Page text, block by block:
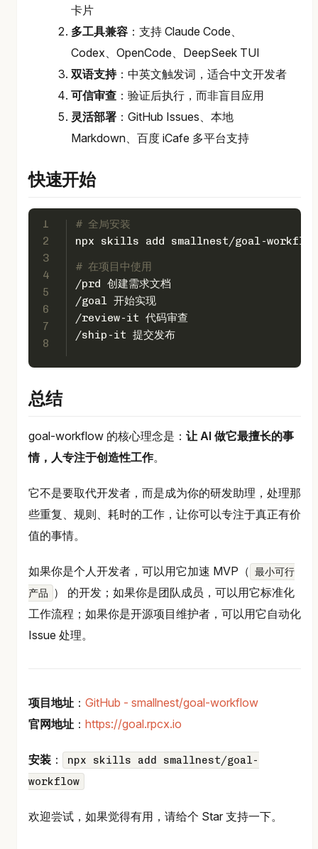
卡片
多工具兼容 ：支持 Claude Code、
Codex、OpenCode、DeepSeek TUI
双语支持：中英文触发词，适合中文开发者
可信审查 ：验证后执行，而非盲目应用
灵活部署 ：GitHub Issues、本地
Markdown、百度 iCafe 多平台支持
快速开始
1
2
3
4
5
6
7
8
# 全局安装
npx skills add smallnest/goal-
# 在项目中使用
/prd 创建需求文档
/goal 开始实现
/review-it 代码审查
/ship-it 提交发布
总结
goal-workflow 的核心理念是： 让 AI 做它最擅长的事
情，人专注于创造性工作。
它不是要取代开发者，而是成为你的研发助理，处理那
些重复、规则、耗时的工作，让你可以专注于真正有价
值的事情。
如果你是个人开发者，可以用它加速 MVP（ 最小可行
产品 ） 的开发；如果你是团队成员，可以用它标准化
工作流程；如果你是开源项目维护者，可以用它自动化
Issue 处理。
项目地址 ： GitHub - smallnest/goal-workflow
官网地址 ： https://goal.rpcx.io
安装 ：
npx skills add smallnest/goal-
workflow
欢迎尝试，如果觉得有用，请给个 Star 支持一下。